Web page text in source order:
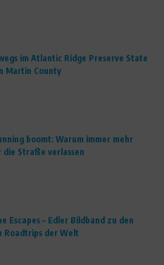
im Atlantic Ridge Preserve State
Martin County
boomt: Warum immer mehr
die Straße verlassen
Escapes – Edler Bildband zu den
Roadtrips der Welt